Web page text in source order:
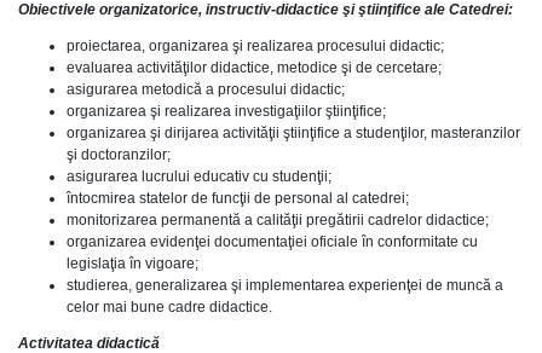
Obiectivele organizatorice, instructiv-didactice şi ştiinţifice ale Catedrei:
proiectarea, organizarea şi realizarea procesului didactic;
evaluarea activităţilor didactice, metodice şi de cercetare;
asigurarea metodică a procesului didactic;
organizarea şi realizarea investigaţiilor ştiinţifice;
organizarea şi dirijarea activităţii ştiinţifice a studenţilor, masteranzilor
şi doctoranzilor;
asigurarea lucrului educativ cu studenţii;
întocmirea statelor de funcţii de personal al catedrei;
monitorizarea permanentă a calităţii pregătirii cadrelor didactice;
organizarea evidenţei documentaţiei oficiale în conformitate cu
legislaţia în vigoare;
studierea, generalizarea şi implementarea experienţei de muncă a
celor mai bune cadre didactice.
Activitatea didactică